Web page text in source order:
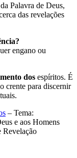
Palavra de Deus,
das revelações
engano ou
dos espíritos. É
crente para discernir
– Tema:
e aos Homens
Revelação